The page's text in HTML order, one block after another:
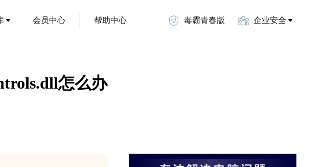
会员中心 帮助中心 毒霸青春版 企业安全
怎么办